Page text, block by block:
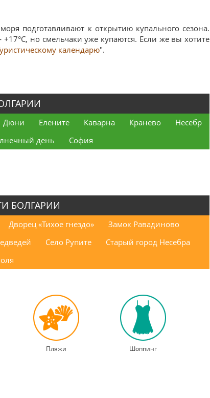
подготавливают к открытию купального сезона.
но смельчаки уже купаются. Если же вы хотите
календарю".
Дюни Елените Каварна Кранево
Несебр
день София
БОЛГАРИИ
Дворец «Тихое гнездо»
Замок Равадиново
Село Рупите
Старый город Несебра
Пляжи Шоппинг